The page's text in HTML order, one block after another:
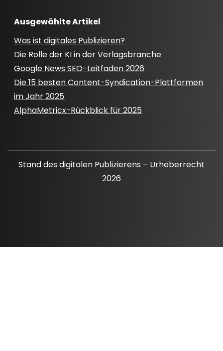
Ausgewählte Artikel
Was ist digitales Publizieren?
Die Rolle der KI in der Verlagsbranche
Google News SEO-Leitfaden 2026
Die 15 besten Content-Syndication-Plattformen
im Jahr 2025
AlphaMetricx-Rückblick für 2025
Stand des digitalen Publizierens – Urheberrecht
2026